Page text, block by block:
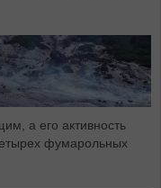
а его активность
фумарольных